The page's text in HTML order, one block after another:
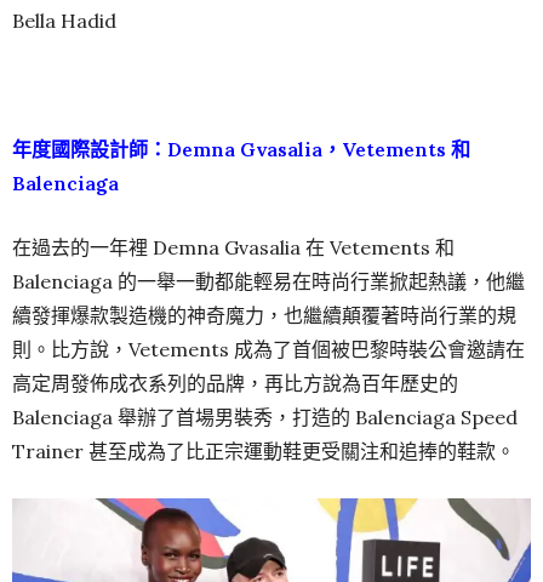
Bella Hadid
年度國際設計師：Demna Gvasalia，Vetements 和
Balenciaga
在過去的一年裡 Demna Gvasalia 在 Vetements 和
Balenciaga 的一舉一動都能輕易在時尚行業掀起熱議，他繼
續發揮爆款製造機的神奇魔力，也繼續顛覆著時尚行業的規
則。比方說，Vetements 成為了首個被巴黎時裝公會邀請在
高定周發佈成衣系列的品牌，再比方說為百年歷史的
Balenciaga 舉辦了首場男裝秀，打造的 Balenciaga Speed
Trainer 甚至成為了比正宗運動鞋更受關注和追捧的鞋款。